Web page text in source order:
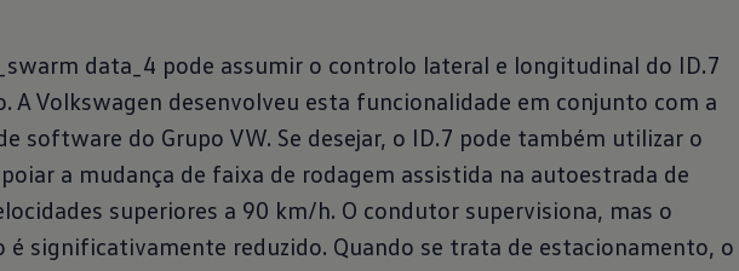
data_4 pode assumir o controlo lateral e longitudinal do ID.7
A Volkswagen desenvolveu esta funcionalidade em conjunto com a
software do Grupo VW. Se desejar, o ID.7 pode também utilizar o
a mudança de faixa de rodagem assistida na autoestrada de
superiores a 90 km/h. O condutor supervisiona, mas o
é significativamente reduzido. Quando se trata de estacionamento, o